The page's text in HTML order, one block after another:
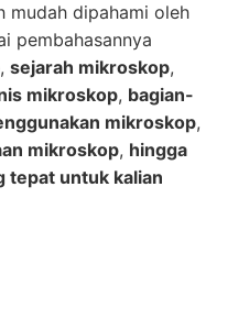
mudah dipahami oleh
pembahasannya
, sejarah mikroskop,
mikroskop, bagian-
mikroskop,
mikroskop, hingga
tepat untuk kalian